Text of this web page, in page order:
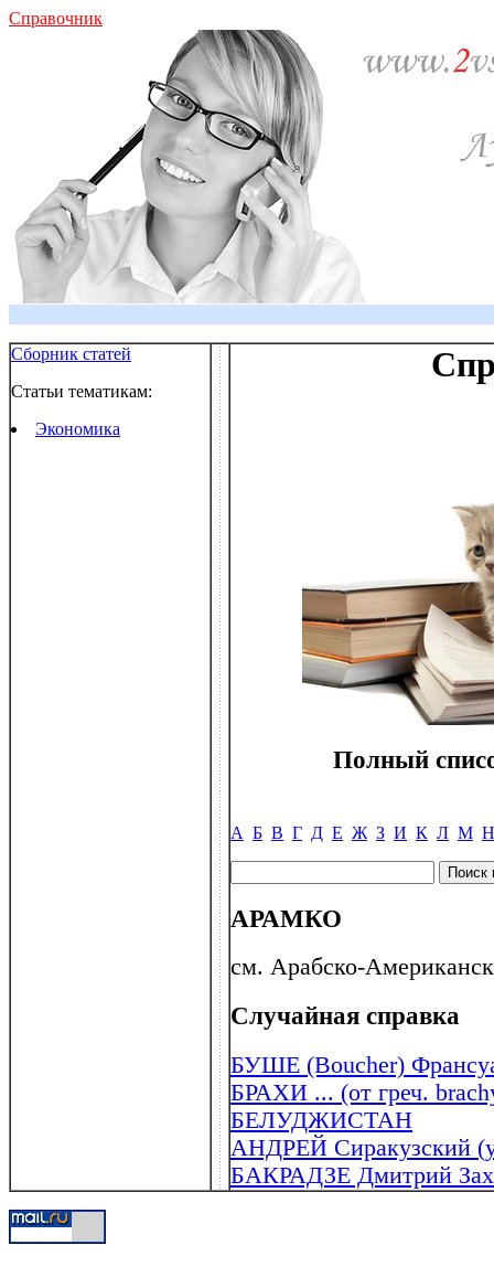
Справочник
Сборник статей
Статьи тематикам:
Экономика
Полный
А Б В Г Д Е Ж З И К Л М Н
АРАМКО
см. Арабско-
Случайная справка
БУШЕ (Boucher)
БРАХИ ... (от греч.
БЕЛУДЖИСТАН
АНДРЕЙ Сиракузский
БАКРАДЗЕ Дмитрий